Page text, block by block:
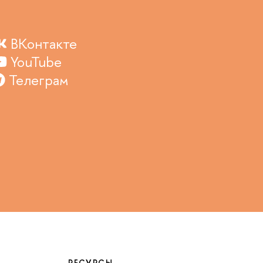
ВКонтакте
YouTube
Телеграм